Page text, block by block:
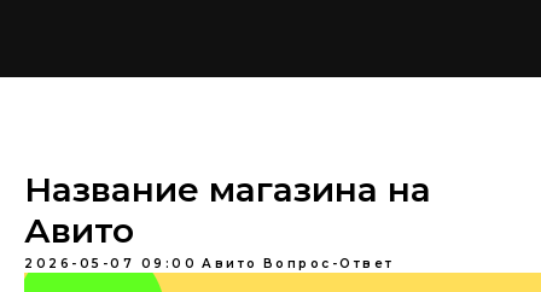
Название магазина на
Авито
2026-05-07 09:00 Авито Вопрос-Ответ